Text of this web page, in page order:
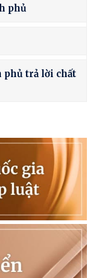
phủ
phủ trả lời chất